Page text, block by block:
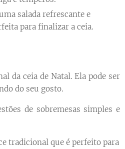
salada refrescante e
para finalizar a ceia.
da ceia de Natal. Ela pode ser
do seu gosto.
de sobremesas simples e
tradicional que é perfeito para